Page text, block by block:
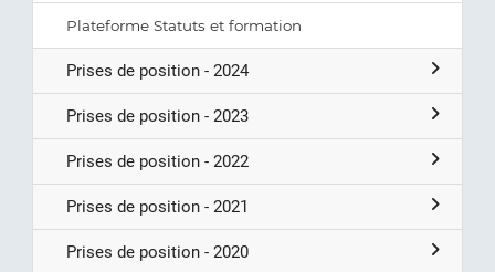
Plateforme Statuts et formation
Prises de position - 2024
Prises de position - 2023
Prises de position - 2022
Prises de position - 2021
Prises de position - 2020